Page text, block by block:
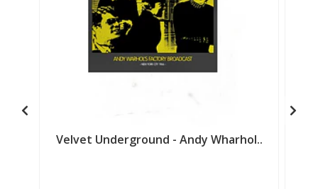
Velvet Underground - Andy Wharhol..